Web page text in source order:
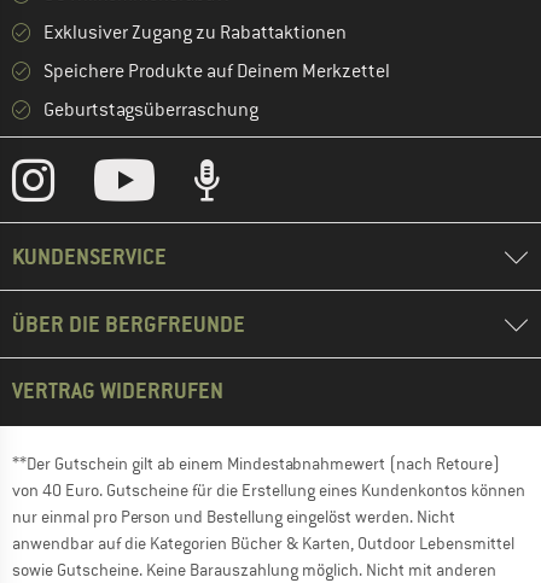
Exklusiver Zugang zu Rabattaktionen
Speichere Produkte auf Deinem Merkzettel
Geburtstagsüberraschung
KUNDENSERVICE
ÜBER DIE BERGFREUNDE
VERTRAG WIDERRUFEN
**Der Gutschein gilt ab einem Mindestabnahmewert (nach Retoure)
von 40 Euro. Gutscheine für die Erstellung eines Kundenkontos können
nur einmal pro Person und Bestellung eingelöst werden. Nicht
anwendbar auf die Kategorien Bücher & Karten, Outdoor Lebensmittel
sowie Gutscheine. Keine Barauszahlung möglich. Nicht mit anderen